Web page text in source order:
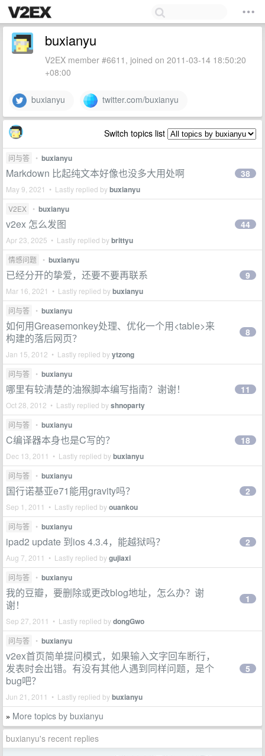
buxianyu
V2EX member #6611, joined on 2011-03-14 18:50:20
+08:00
buxianyu twitter.com/buxianyu
Switch topics list
问与答 • buxianyu
Markdown 比起纯文本好像也没多大用处啊
May 9, 2021 • Lastly replied bybuxianyu
38
V2EX • buxianyu
v2ex 怎么发图
Apr 23, 2025 • Lastly replied bybrittyu
44
情感问题 • buxianyu
已经分开的挚爱，还要不要再联系
Mar 16, 2021 • Lastly replied bybuxianyu
9
问与答 • buxianyu
如何用Greasemonkey处理、优化一个用<table>来
构建的落后网页？
Jan 15, 2012 • Lastly replied byytzong
8
问与答 • buxianyu
哪里有较清楚的油猴脚本编写指南？谢谢！
Oct 28, 2012 • Lastly replied byshnoparty
11
问与答 • buxianyu
C编译器本身也是C写的？
Dec 13, 2011 • Lastly replied bybuxianyu
18
问与答 • buxianyu
国行诺基亚e71能用gravity吗？
Sep 1, 2011 • Lastly replied byouankou
2
问与答 • buxianyu
ipad2 update 到ios 4.3.4，能越狱吗？
Aug 7, 2011 • Lastly replied bygujiaxi
2
问与答 • buxianyu
我的豆瓣，要删除或更改blog地址，怎么办？谢
谢！
Sep 27, 2011 • Lastly replied bydongGwo
1
问与答 • buxianyu
v2ex首页简单提问模式，如果输入文字回车断行，
发表时会出错。有没有其他人遇到同样问题，是个
bug吧？
Jun 21, 2011 • Lastly replied bybuxianyu
5
» More topics by buxianyu
buxianyu's recent replies